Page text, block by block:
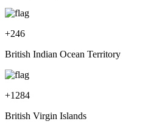
+246
British Indian Ocean Territory
+1284
British Virgin Islands